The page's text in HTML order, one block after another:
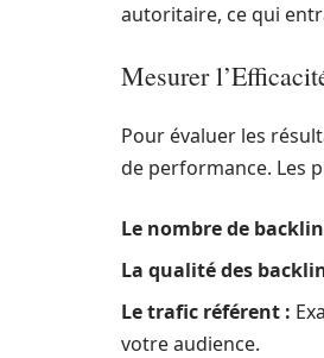
autoritaire, ce qui
Mesurer
Pour évaluer les
de performance. Les
Le nombre de
La qualité des
Le trafic référent :
votre audience.